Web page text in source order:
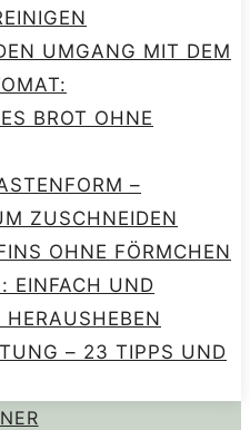
UMGANG MIT DEM
BROT OHNE
–
ZUSCHNEIDEN
OHNE FÖRMCHEN
EINFACH UND
HERAUSHEBEN
– 23 TIPPS UND